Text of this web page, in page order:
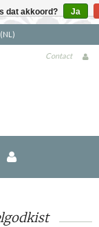
Contact
dat akkoord? Ja